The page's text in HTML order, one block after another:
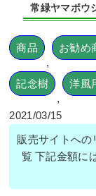
常緑ヤマボウ
商品
,
お勧め
記念樹
,
洋風
2021/03/15
販売サイトへ
覧 下記金額に